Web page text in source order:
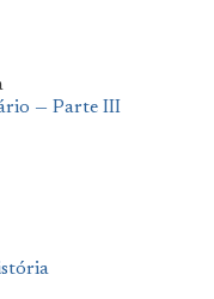
— Parte III